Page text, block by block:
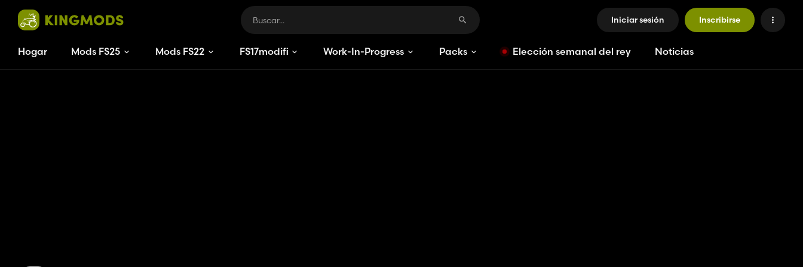
Iniciar sesión Inscribirse
Hogar Mods FS25 Mods FS22 FS17modificacionesWork-In-Progress Packs Elección semanal del rey Noticias